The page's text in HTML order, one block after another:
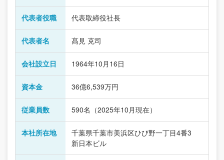
代表者役職 代表取締役社長
代表者名 髙見 克司
会社設立日 1964年10月16日
資本金 36億6,539万円
従業員数 590名（2025年10月現在）
本社所在地
千葉県千葉市美浜区ひび野一丁目4番3
新日本ビル